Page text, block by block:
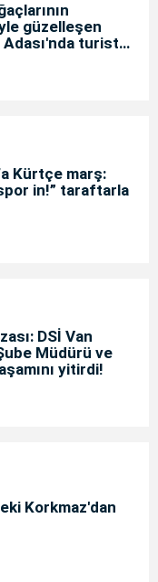
güzelleşen
Adası'nda turist
Kürtçe marş:
in!” taraftarla
DSİ Van
Müdürü ve
yitirdi!
Korkmaz'dan